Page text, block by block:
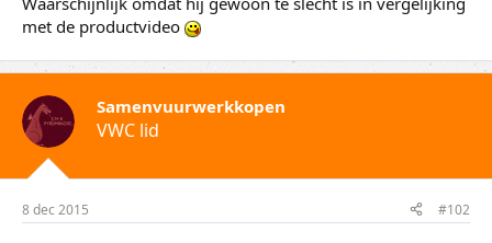
met de productvideo
Samenvuurwerkkopen
VWC lid
8 dec 2015 #102